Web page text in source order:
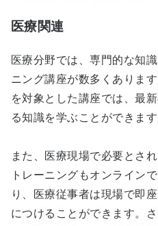
医療関連
医療分野では、専門的な知
ニング講座が数多くありま
を対象とした講座では、最
る知識を学ぶことができます
また、医療現場で必要とさ
トレーニングもオンライン
り、医療従事者は現場で即
につけることができます。